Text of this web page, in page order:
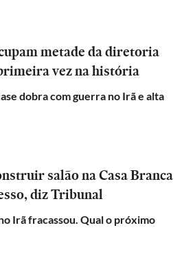
metade da diretoria
vez na história
dobra com guerra no Irã e alta
salão na Casa Branca
diz Tribunal
Irã fracassou. Qual o próximo